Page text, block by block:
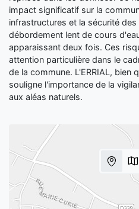
impact significatif sur la
infrastructures et la sécurité
débordement lent de cours
apparaissant deux fois. Ces
attention particulière dans le
de la commune. L'ERRIAL, bien
souligne l'importance de la
aux aléas naturels.